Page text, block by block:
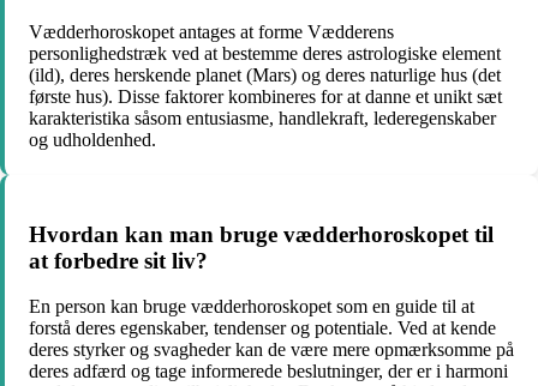
Vædderhoroskopet antages at forme Vædderens
personlighedstræk ved at bestemme deres astrologiske element
(ild), deres herskende planet (Mars) og deres naturlige hus (det
første hus). Disse faktorer kombineres for at danne et unikt sæt
karakteristika såsom entusiasme, handlekraft, lederegenskaber
og udholdenhed.
Hvordan kan man bruge vædderhoroskopet til
at forbedre sit liv?
En person kan bruge vædderhoroskopet som en guide til at
forstå deres egenskaber, tendenser og potentiale. Ved at kende
deres styrker og svagheder kan de være mere opmærksomme på
deres adfærd og tage informerede beslutninger, der er i harmoni